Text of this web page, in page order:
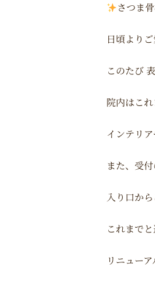
さつま
日頃より
このたび
院内はこ
インテリ
また、 受
入り口か
これまで
リニュー